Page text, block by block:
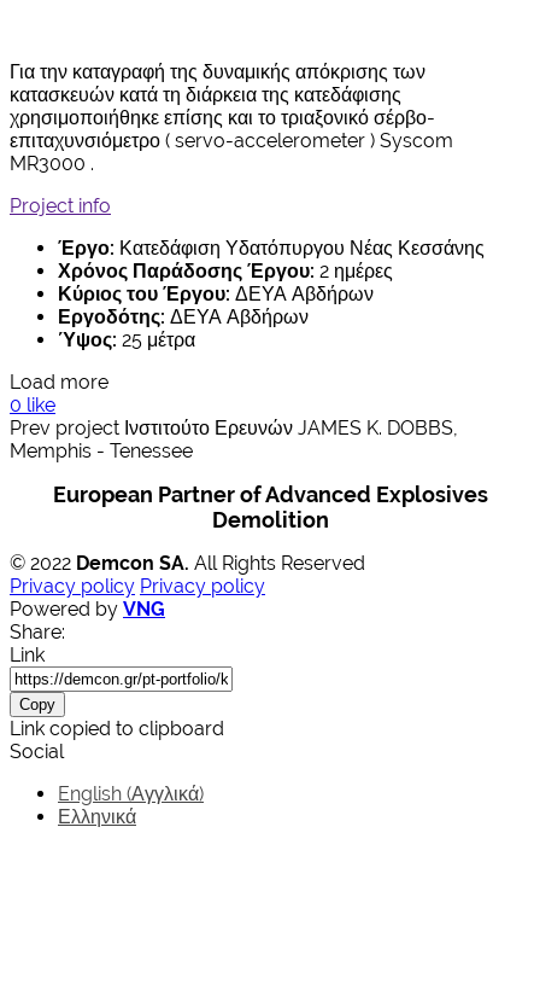
Για την καταγραφή της δυναμικής απόκρισης των
κατασκευών κατά τη διάρκεια της κατεδάφισης
χρησιμοποιήθηκε επίσης και το τριαξονικό σέρβο-
επιταχυνσιόμετρο ( servo-accelerometer ) Syscom
MR3000 .
Project info
Έργο: Κατεδάφιση Υδατόπυργου Νέας Κεσσάνης
Χρόνος Παράδοσης Έργου: 2 ημέρες
Κύριος του Έργου: ΔΕΥΑ Αβδήρων
Εργοδότης: ΔΕΥΑ Αβδήρων
Ύψος: 25 μέτρα
Load more
0 like
Prev project Ινστιτούτο Ερευνών JAMES K. DOBBS,
Memphis - Tenessee
European Partner of Advanced Explosives
Demolition
© 2022 Demcon SA. All Rights Reserved
Privacy policy Privacy policy
Powered by VNG
Share:
Link
Copy
Link copied to clipboard
Social
English (Αγγλικά)
Ελληνικά